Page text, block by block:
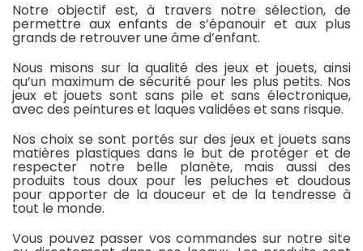
Notre objectif est, à travers notre sélection, de
permettre aux enfants de s’épanouir et aux plus
grands de retrouver une âme d’enfant.
Nous misons sur la qualité des jeux et jouets, ainsi
qu’un maximum de sécurité pour les plus petits. Nos
jeux et jouets sont sans pile et sans électronique,
avec des peintures et laques validées et sans risque.
Nos choix se sont portés sur des jeux et jouets sans
matières plastiques dans le but de protéger et de
respecter notre belle planète, mais aussi des
produits tous doux pour les peluches et doudous
pour apporter de la douceur et de la tendresse à
tout le monde.
Vous pouvez passer vos commandes sur notre site